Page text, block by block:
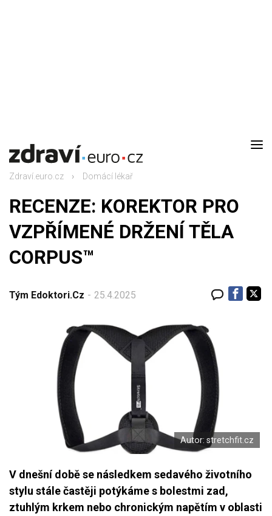
DOMÁCÍ LÉKAŘ
RODINA
LÉKY
NEMOCI
KALKULAČKY
Zdraví.euro.cz Domácí lékař
RECENZE: KOREKTOR PRO
VZPŘÍMENÉ DRŽENÍ TĚLA
CORPUS™
Tým Edoktori.cz 25.4.2025
Autor: stretchfit.cz
V dnešní době se následkem sedavého životního
stylu stále častěji potýkáme s bolestmi zad,
ztuhlým krkem nebo chronickým napětím v oblasti